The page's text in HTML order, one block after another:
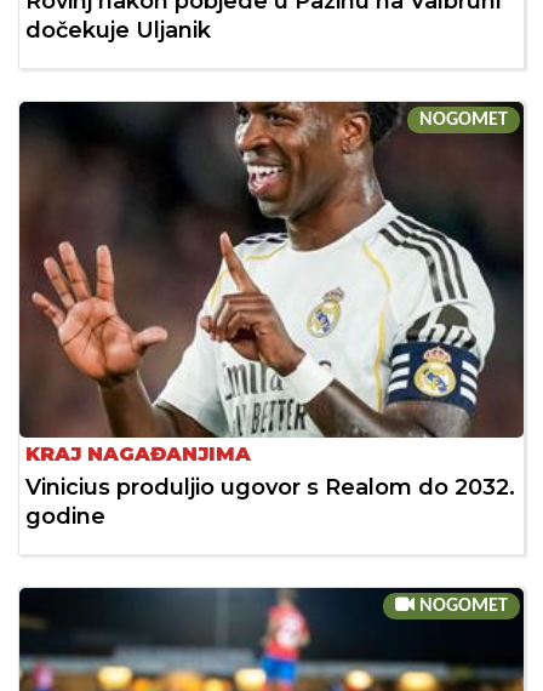
dočekuje Uljanik
NOGOMET
KRAJ NAGAĐANJIMA
Vinicius produljio ugovor s Realom do 2032.
godine
NOGOMET